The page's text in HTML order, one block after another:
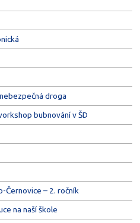
droga
bubnování v ŠD
Černovice – 2. ročník
na naší škole